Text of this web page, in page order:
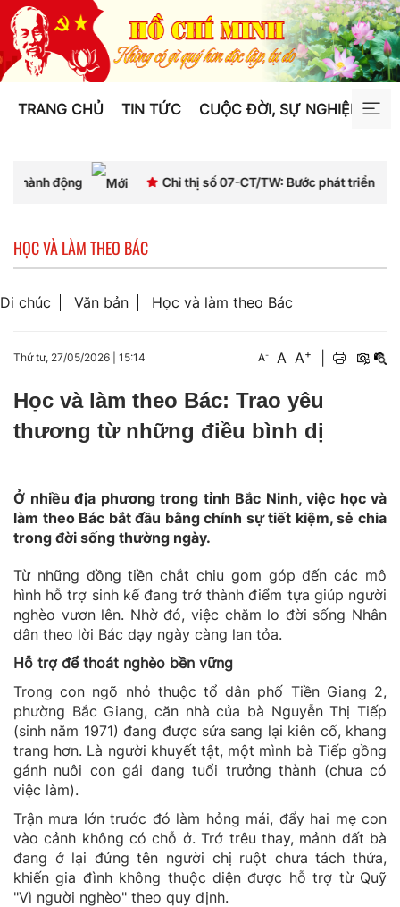
TRANG CHỦ TIN TỨC CUỘC ĐỜI, SỰ NGHIỆP TƯ
Chỉ thị số 07-CT/TW: Bước phát triển mới trong tư duy
HỌC VÀ LÀM THEO BÁC
Di chúc Văn bản Học và làm theo Bác
Thứ tư, 27/05/2026 15:14 A- A A+
Học và làm theo Bác: Trao yêu
thương từ những điều bình dị
Ở nhiều địa phương trong tỉnh Bắc Ninh, việc học và
làm theo Bác bắt đầu bằng chính sự tiết kiệm, sẻ chia
trong đời sống thường ngày.
Từ những đồng tiền chắt chiu gom góp đến các mô
hình hỗ trợ sinh kế đang trở thành điểm tựa giúp người
nghèo vươn lên. Nhờ đó, việc chăm lo đời sống Nhân
dân theo lời Bác dạy ngày càng lan tỏa.
Hỗ trợ để thoát nghèo bền vững
Trong con ngõ nhỏ thuộc tổ dân phố Tiền Giang 2,
phường Bắc Giang, căn nhà của bà Nguyễn Thị Tiếp
(sinh năm 1971) đang được sửa sang lại kiên cố, khang
trang hơn. Là người khuyết tật, một mình bà Tiếp gồng
gánh nuôi con gái đang tuổi trưởng thành (chưa có
việc làm).
Trận mưa lớn trước đó làm hỏng mái, đẩy hai mẹ con
vào cảnh không có chỗ ở. Trớ trêu thay, mảnh đất bà
đang ở lại đứng tên người chị ruột chưa tách thửa,
khiến gia đình không thuộc diện được hỗ trợ từ Quỹ
"Vì người nghèo" theo quy định.